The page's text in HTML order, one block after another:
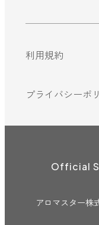
利用規約
プライバシーポ
Official
アロマスター株